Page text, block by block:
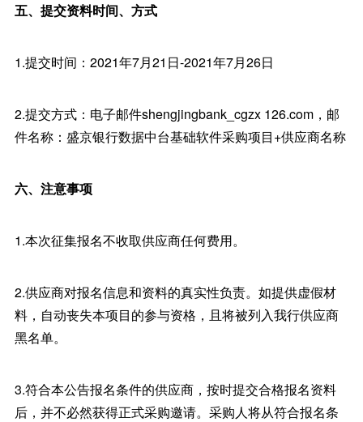
五、提交资料时间、方式
1.提交时间：2021年7月21日-2021年7月26日
2.提交方式：电子邮件shengjingbank_cgzx 126.com，邮
件名称：盛京银行数据中台基础软件采购项目+供应商名称
六、注意事项
1.本次征集报名不收取供应商任何费用。
2.供应商对报名信息和资料的真实性负责。如提供虚假材
料，自动丧失本项目的参与资格，且将被列入我行供应商
黑名单。
3.符合本公告报名条件的供应商，按时提交合格报名资料
后，并不必然获得正式采购邀请。采购人将从符合报名条